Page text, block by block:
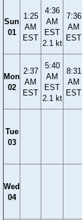
Sun
01
1:25
AM
EST
4:36
AM
EST
2.1 kt
7:36
AM
EST
Mon
02
2:37
AM
EST
5:40
AM
EST
2.1 kt
8:31
AM
EST
Tue
03
Wed
04